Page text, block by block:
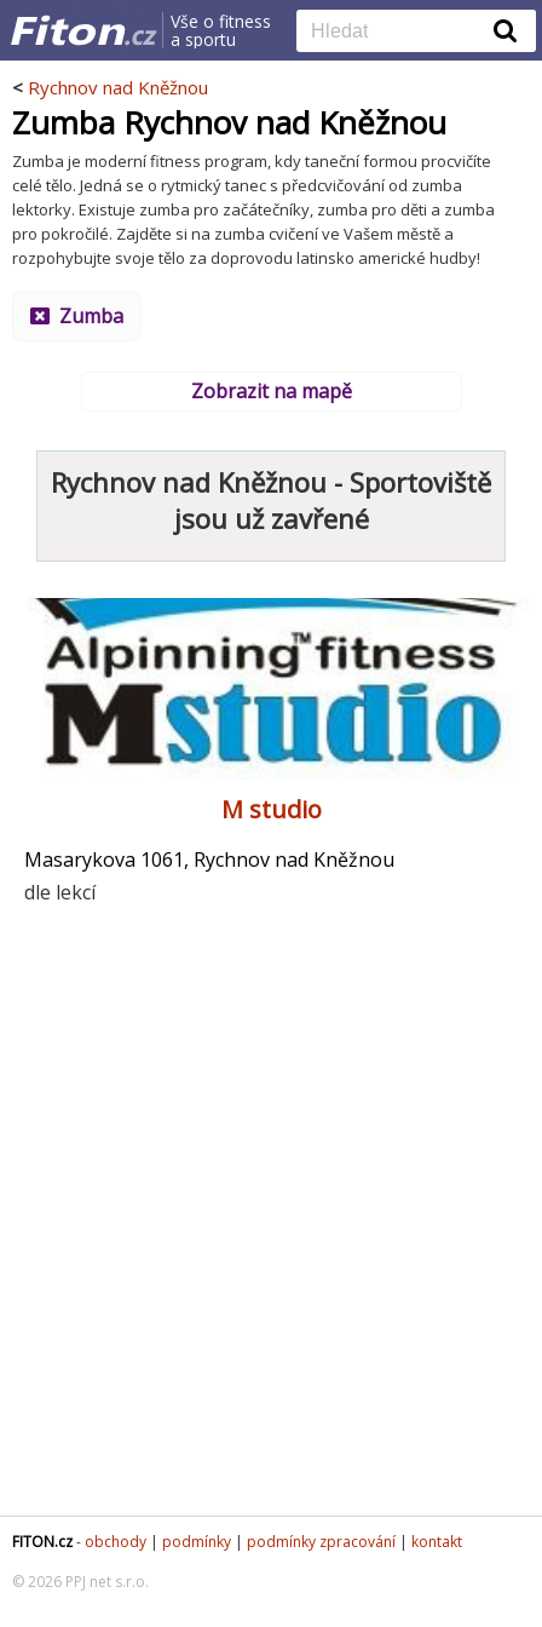
Vše o fitness
a sportu
< Rychnov nad Kněžnou
Zumba Rychnov nad Kněžnou
Zumba je moderní fitness program, kdy taneční formou procvičíte
celé tělo. Jedná se o rytmický tanec s předcvičování od zumba
lektorky. Existuje zumba pro začátečníky, zumba pro děti a zumba
pro pokročilé. Zajděte si na zumba cvičení ve Vašem městě a
rozpohybujte svoje tělo za doprovodu latinsko americké hudby!
Zumba
Zobrazit na mapě
Rychnov nad Kněžnou - Sportoviště
jsou už zavřené
M studio
Masarykova 1061, Rychnov nad Kněžnou
dle lekcí
FITON.cz- obchody | podmínky | podmínky zpracování | kontakt
© 2026 PPJ net s.r.o.